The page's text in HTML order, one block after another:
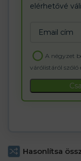
elérhetővé
A négyzet
várólistáról szóló
your
email
address
to
join
the
waitlist
Hasonlítsa